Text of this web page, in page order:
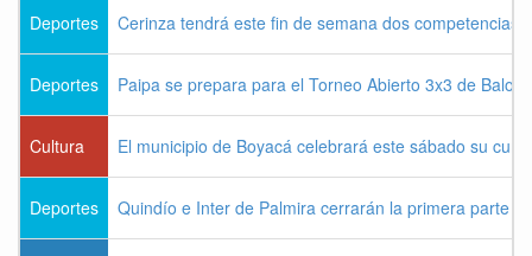
Deportes Cerinza tendrá este fin de semana dos competencias
Deportes Paipa se prepara para el Torneo Abierto 3x3 de
Cultura El municipio de Boyacá celebrará este sábado su
Deportes Quindío e Inter de Palmira cerrarán la primera parte